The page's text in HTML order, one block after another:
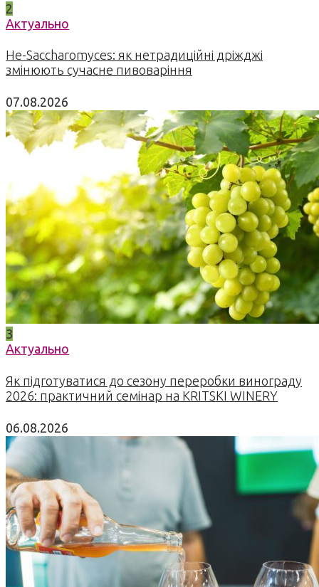
2
Актуально
Не-Saccharomyces: як нетрадиційні дріжджі
змінюють сучасне пивоваріння
07.08.2026
3
Актуально
Як підготуватися до сезону переробки винограду
2026: практичний семінар на KRITSKI WINERY
06.08.2026